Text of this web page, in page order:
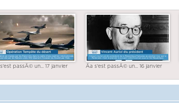
s'est passÃ© un... 17 janvier Ãa s'est passÃ© un... 16 janvier